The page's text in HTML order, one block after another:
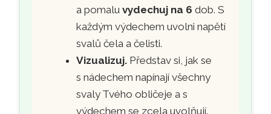
a pomaluvydechuj na 6 dob. S
každým výdechem uvolni napětí
svalů čela a čelisti.
Vizualizuj. Představ si, jak se
s nádechem napínají všechny
svaly Tvého obličeje a s
výdechem se zcela uvolňují.